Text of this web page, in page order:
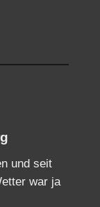
und seit
war ja